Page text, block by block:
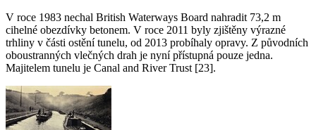
V roce 1983 nechal British Waterways Board nahradit 73,2 m
cihelné obezdívky betonem. V roce 2011 byly zjištěny výrazné
trhliny v části ostění tunelu, od 2013 probíhaly opravy. Z původních
oboustranných vlečných drah je nyní přístupná pouze jedna.
Majitelem tunelu je Canal and River Trust [23].